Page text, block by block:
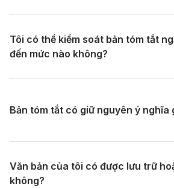
Tôi có thể kiểm soát bản tóm tắt
đến mức nào không?
Bản tóm tắt có giữ nguyên ý nghĩa
Văn bản của tôi có được lưu trữ
không?